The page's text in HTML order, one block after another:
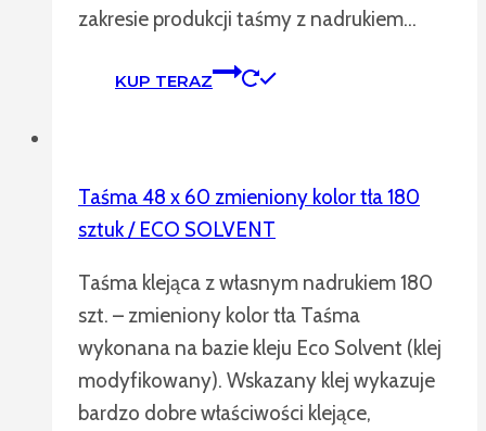
zakresie produkcji taśmy z nadrukiem…
KUP TERAZ
Taśma 48 x 60 zmieniony kolor tła 180
sztuk / ECO SOLVENT
Taśma klejąca z własnym nadrukiem 180
szt. – zmieniony kolor tła Taśma
wykonana na bazie kleju Eco Solvent (klej
modyfikowany). Wskazany klej wykazuje
bardzo dobre właściwości klejące,